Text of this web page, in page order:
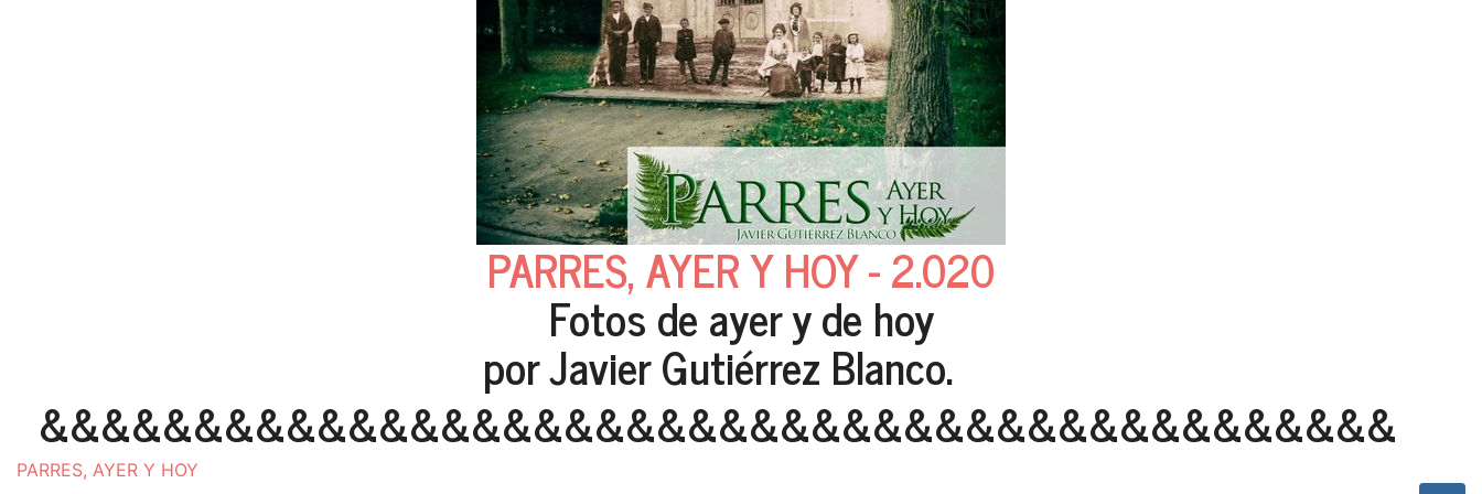
PARRES, AYER Y HOY - 2.020
Fotos de ayer y de hoy
por Javier Gutiérrez Blanco.
&&&&&&&&&&&&&&&&&&&&&&&&&&&&&&&&&&&&&&&&&&&&
PARRES, AYER Y HOY